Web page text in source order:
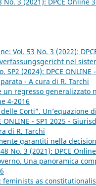
Vol. 53 No. 3 (2022):
nel
SP2 (2024): DPCE ONLINE
- A cura di R. Tarchi
un regresso generalizzato
4-2016
Corti”. Un’equazione
ONLINE - SP1 2025 -
di R. Tarchi
garantiti nella
No. 3 (2021): DPCE
Una panoramica
as